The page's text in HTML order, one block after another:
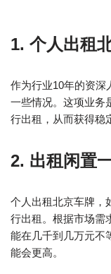
1. 个人出租
作为行业10年的资深
一些情况。这项业务
行出租，从而获得稳
2. 出租闲置
个人出租北京车牌，
行出租。根据市场需
能在几千到几万元不
能会更高。